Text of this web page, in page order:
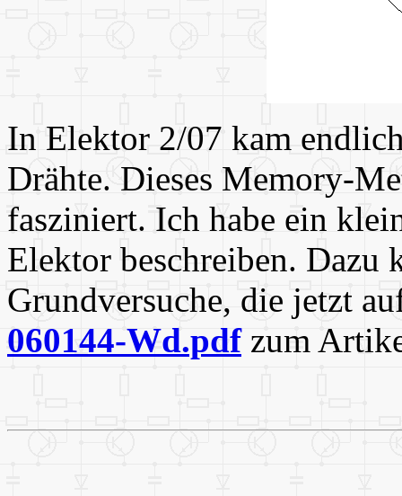
In Elektor 2/07 kam
Drähte. Dieses Memory-
fasziniert. Ich habe ein
Elektor beschreiben. Dazu
Grundversuche, die jetzt
060144-Wd.pdfzum